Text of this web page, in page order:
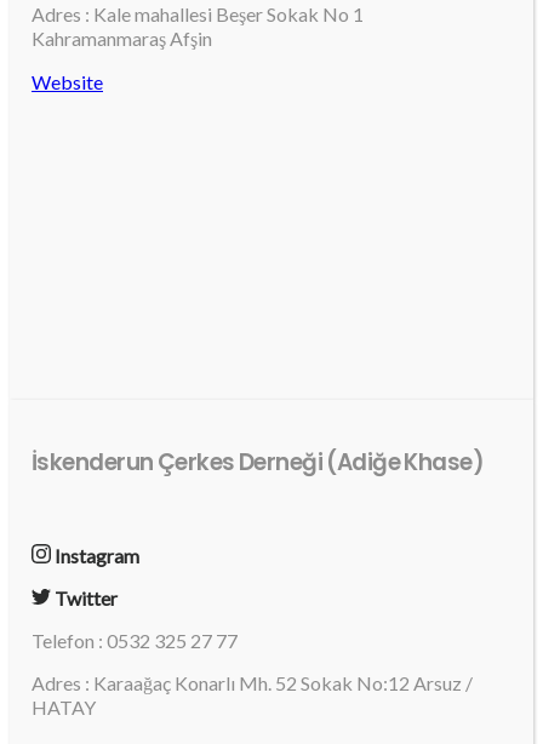
Adres : Kale mahallesi Beşer Sokak No 1
Kahramanmaraş Afşin
Website
İskenderun Çerkes Derneği (Adiğe Khase)
Instagram
Twitter
Telefon : 0532 325 27 77
Adres : Karaağaç Konarlı Mh. 52 Sokak No:12 Arsuz /
HATAY